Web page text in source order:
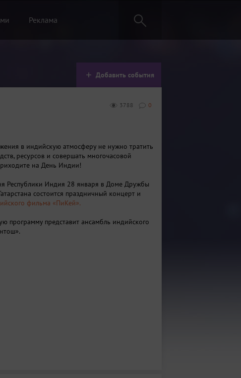
Реклама
Добавить события
0
3788
в индийскую атмосферу не нужно тратить
ресурсов и совершать многочасовой
на День Индии!
Республики Индия 28 января в Доме Дружбы
состоится праздничный концерт и
фильма «ПиКей».
программу представит ансамбль индийского